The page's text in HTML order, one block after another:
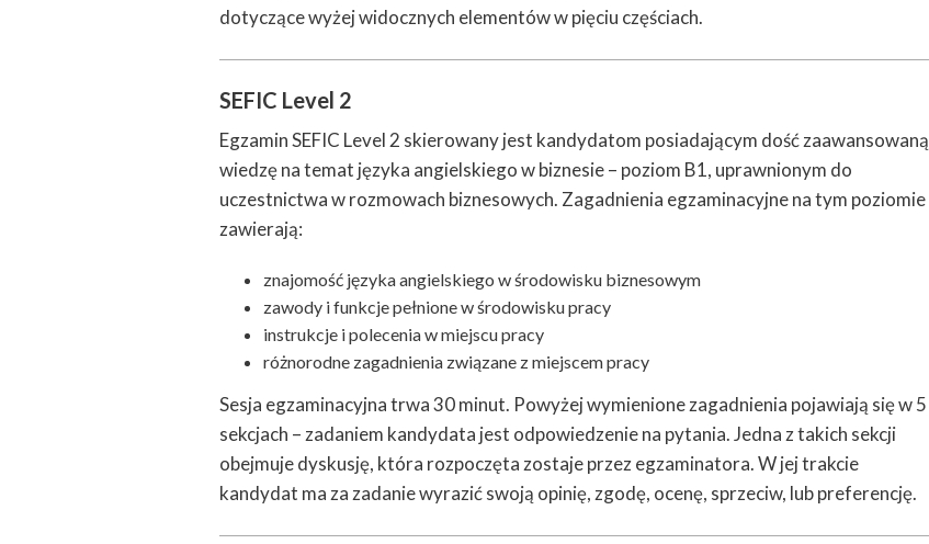
dotyczące wyżej widocznych elementów w pięciu częściach.
SEFIC Level 2
Egzamin SEFIC Level 2 skierowany jest kandydatom posiadającym dość zaawansowaną
wiedzę na temat języka angielskiego w biznesie – poziom B1, uprawnionym do
uczestnictwa w rozmowach biznesowych. Zagadnienia egzaminacyjne na tym poziomie
zawierają:
znajomość języka angielskiego w środowisku biznesowym
zawody i funkcje pełnione w środowisku pracy
instrukcje i polecenia w miejscu pracy
różnorodne zagadnienia związane z miejscem pracy
Sesja egzaminacyjna trwa 30 minut. Powyżej wymienione zagadnienia pojawiają się w 5
sekcjach – zadaniem kandydata jest odpowiedzenie na pytania. Jedna z takich sekcji
obejmuje dyskusję, która rozpoczęta zostaje przez egzaminatora. W jej trakcie
kandydat ma za zadanie wyrazić swoją opinię, zgodę, ocenę, sprzeciw, lub preferencję.